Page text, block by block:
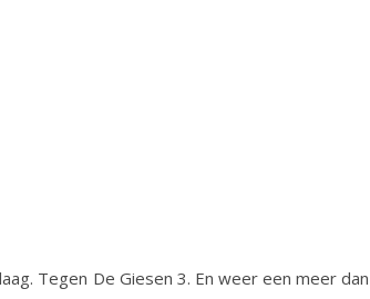
Tegen De Giesen 3. En weer een meer dan